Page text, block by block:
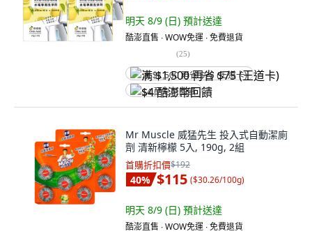
明天 8/9 (日) 預計送達
酷澎直售 ∙ WOW免運 ∙ 免費退貨
(25)
满 $1,500 再省 $75 (王道卡)
$4 酷澎幣回饋
Mr Muscle 威猛先生 投入式自動潔廁
劑 清新檸檬 5入, 190g, 2組
首購折扣價$192
40% $115 ($30.26/100g)
明天 8/9 (日) 預計送達
酷澎直售 ∙ WOW免運 ∙ 免費退貨